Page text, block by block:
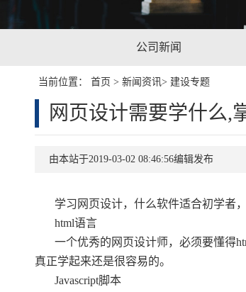
公司新闻
当前位置： 首页 > 新闻资讯> 建设专题
网页设计需要学什么,
由本站于2019-03-02 08:46:56编辑发布
学习网页设计，什么软件适合初学者
html语言
一个优秀的网页设计师，必须要懂得
真正学起来还是很容易的。
Javascript脚本